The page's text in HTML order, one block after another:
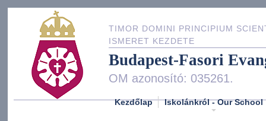
TIMOR DOMINI PRINCIPIUM
ISMERET KEZDETE
Budapest-Fasori
OM azonosító: 035261.
Kezdőlap Iskolánkról - Our School